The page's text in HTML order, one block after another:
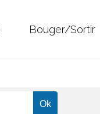
Bouger/Sortir